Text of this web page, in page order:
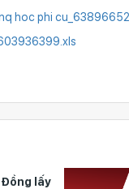
hoc phi
Đồng lấy